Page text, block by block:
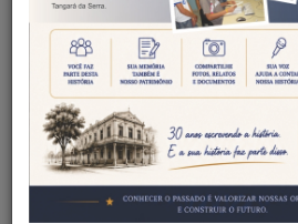
DIA A DIA DA
DO IPES VISITAM
SERRA E
DE PRODUÇÃO